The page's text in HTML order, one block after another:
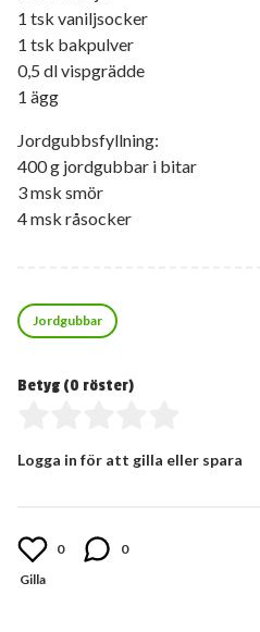
1 tsk vaniljsocker
1 tsk bakpulver
0,5 dl vispgrädde
1 ägg
Jordgubbsfyllning:
400 g jordgubbar i bitar
3 msk smör
4 msk råsocker
Jordgubbar
Betyg (0 röster)
Logga in för att gilla eller spara
0 0